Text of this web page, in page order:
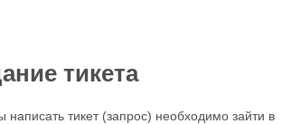
тикета
написать тикет (запрос) необходимо зайти в